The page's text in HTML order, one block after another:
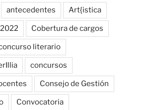
antecedentes Art{istica
Cobertura de cargos
literario
concursos
Consejo de Gestión
Convocatoria